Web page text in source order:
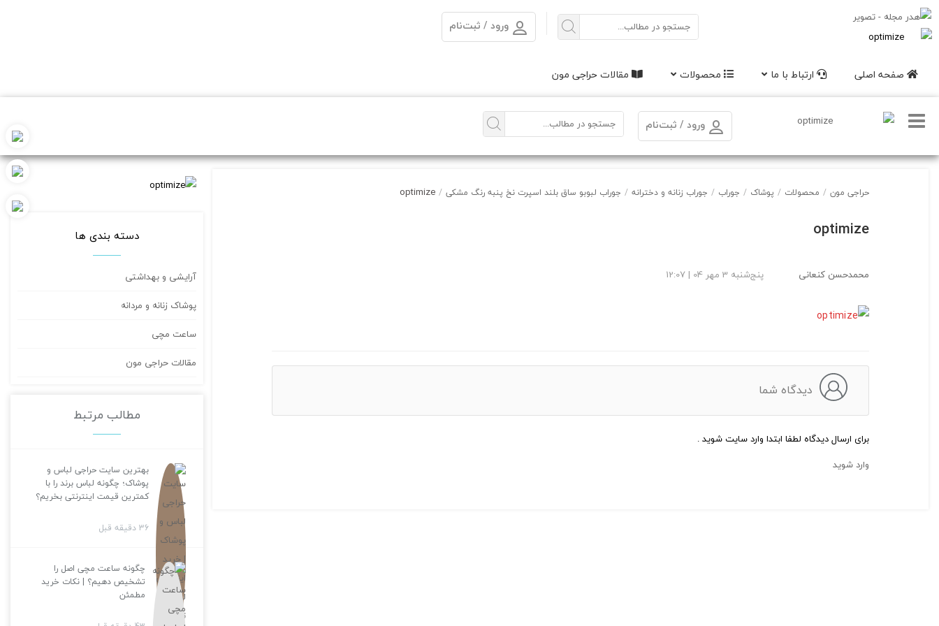
ورود / ثبت‌نام
صفحه اصلی ارتباط با ما محصولات مقالات حراجی مون
ورود / ثبت‌نام
حراجی مون / محصولات / پوشاک / جوراب / جوراب زنانه و دخترانه / جوراب لبوبو ساق بلند اسپرت نخ پنبه رنگ مشکی /
optimize
optimize
محمدحسن کنعانی پنج‌شنبه 3 مهر 04 | 12:07
دیدگاه شما
برای ارسال دیدگاه لطفا ابتدا وارد سایت شوید .
وارد شوید
دسته بندی ها
آرایشی و بهداشتی
پوشاک زنانه و مردانه
ساعت مچی
مقالات حراجی مون
مطالب مرتبط
بهترین سایت حراجی لباس و
پوشاک؛ چگونه لباس برند را با
کمترین قیمت اینترنتی بخریم؟
36 دقیقه قبل
چگونه ساعت مچی اصل را
تشخیص دهیم؟ | نکات خرید
مطمئن